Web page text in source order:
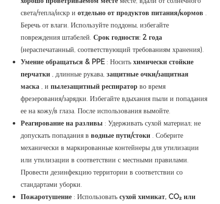
света/тепла/искр и отдельно от продуктов питания/кормов .
Беречь от влаги. Используйте поддоны, избегайте
повреждения штабелей. Срок годности: 2 года
(нераспечатанный, соответствующий требованиям хранения).
Умение обращаться & PPE : Носить химически стойкие
перчатки , длинные рукава, защитные очки/защитная
маска , и пылезащитный респиратор во время
фрезерования/зарядки. Избегайте вдыхания пыли и попадания
ее на кожу/в глаза. После использования вымойте.
Реагирование на разливы : Удерживать сухой материал; не
допускать попадания в водные пути/стоки . Соберите
механически в маркированные контейнеры для утилизации
или утилизации в соответствии с местными правилами.
Провести дезинфекцию территории в соответствии со
стандартами уборки.
Пожаротушение : Использовать сухой химикат, CO₂ или